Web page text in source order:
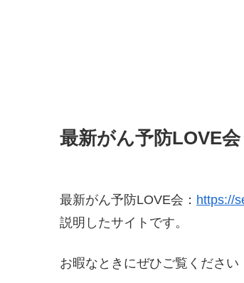
最新がん予防LOVE
最新がん予防LOVE会： https://
説明したサイトです。
お暇なときにぜひご覧ください